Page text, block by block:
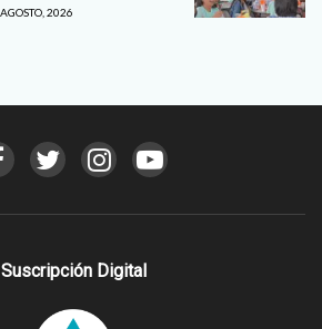
2026
Suscripción Digital